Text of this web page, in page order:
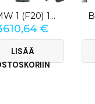
BMW 1 (F20) 120d
€
LISÄÄ